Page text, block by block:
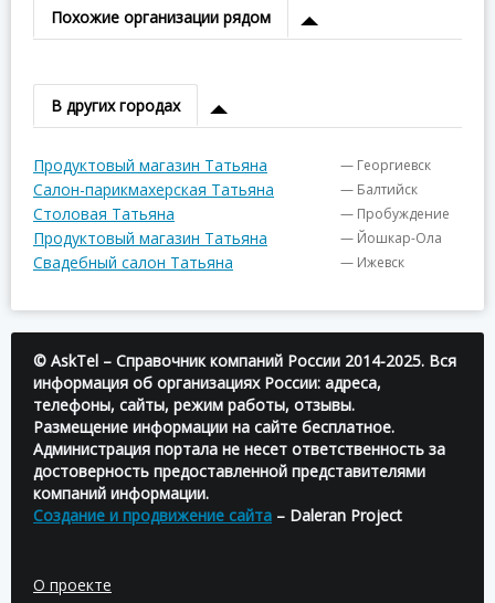
Похожие организации рядом
В других городах
Продуктовый магазин Татьяна — Георгиевск
Салон-парикмахерская Татьяна — Балтийск
Столовая Татьяна — Пробуждение
Продуктовый магазин Татьяна — Йошкар-Ола
Свадебный салон Татьяна — Ижевск
© AskTel – Справочник компаний России 2014-2025. Вся
информация об организациях России: адреса,
телефоны, сайты, режим работы, отзывы.
Размещение информации на сайте бесплатное.
Администрация портала не несет ответственность за
достоверность предоставленной представителями
компаний информации.
Создание и продвижение сайта – Daleran Project
О проекте